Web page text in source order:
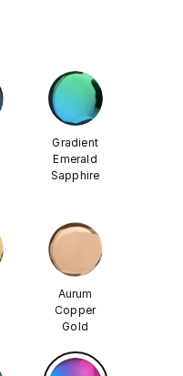
Gradient
Emerald
Sapphire
Aurum
Copper
Gold